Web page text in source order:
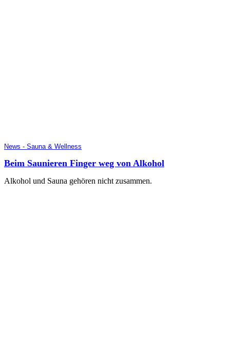
News - Sauna & Wellness
Beim Saunieren Finger weg von Alkohol
Alkohol und Sauna gehören nicht zusammen.